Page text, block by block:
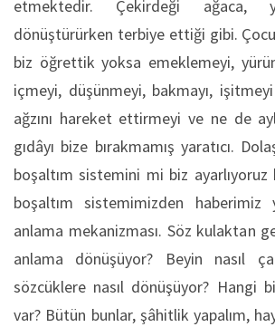
etmektedir. Çekirdeği ağaca,
dönüştürürken terbiye ettiği gibi.
biz öğrettik yoksa emeklemeyi,
içmeyi, düşünmeyi, bakmayı,
ağzını hareket ettirmeyi ve ne de
gıdâyı bize bırakmamış yaratıcı.
boşaltım sistemini mi biz ayarlıyoruz
boşaltım sistemimizden
anlama mekanizması. Söz kulaktan
anlama dönüşüyor? Beyin nasıl
sözcüklere nasıl dönüşüyor? Hangi
var? Bütün bunlar, şâhitlik yapalım,